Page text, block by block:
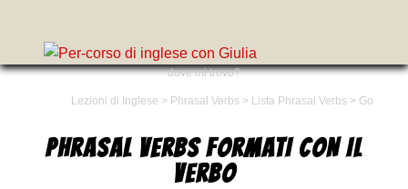
dove mi trovo?
Lezioni di Inglese > Phrasal Verbs > Lista Phrasal Verbs > Go
PHRASAL VERBS FORMATI CON IL
VERBO